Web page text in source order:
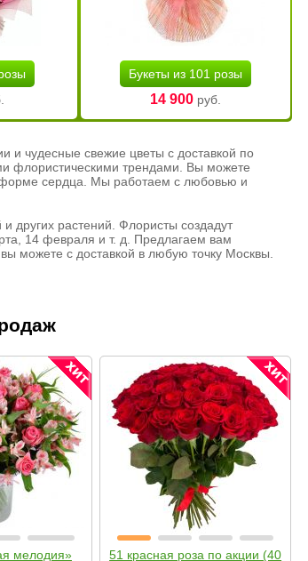
Букеты из 101 розы
14 900руб.
и чудесные свежие цветы с доставкой по
флористическими трендами. Вы можете
форме сердца. Мы работаем с любовью и
других растений. Флористы создадут
14 февраля и т. д. Предлагаем вам
можете с доставкой в любую точку Москвы.
мелодия»
51 красная роза по акции (40